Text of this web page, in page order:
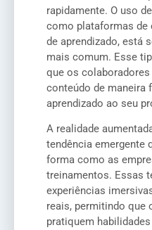
rapidamente. O uso
como plataformas de
de aprendizado, está
mais comum. Esse
que os
conteúdo de maneira
aprendizado ao seu
A realidade
tendência emergente
forma como as
treinamentos. Essas
experiências
reais, permitindo que
pratiquem